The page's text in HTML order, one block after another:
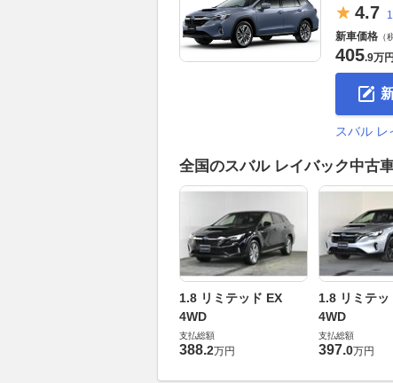
4.7
新車価格 （
405.9万円
スバル レ
全国のスバル レイバック中古
1.8 リミテッド EX
4WD
支払総額
388.2万円
1.8 リミテッ
4WD
支払総額
397.0万円